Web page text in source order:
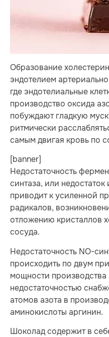
Образование
эндотелием
где эндотелиальные
производство оксида
побуждают гладкую
ритмически
самым двигая кровь по
[banner]
Недостаточность
синтаза, или
приводит к усиленной
радикалов,
отложению кристаллов
сосуда.
Недостаточность NO-
происходить по двум
мощности производства
недостаточностью
атомов азота в
аминокислоты аргинин.
Шоколад содержит в